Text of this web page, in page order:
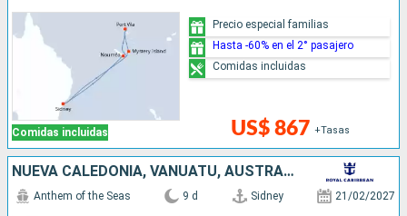
Comidas incluidas US$ 867 +Tasas
Precio especial familias
Hasta -60% en el 2° pasajero
Comidas incluidas
NUEVA CALEDONIA, VANUATU, AUSTRALIA
Anthem of the Seas 9 d Sidney 21/02/2027